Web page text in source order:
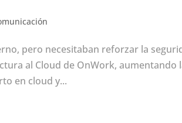
pero necesitaban reforzar la
al Cloud de OnWork, aumentando
en cloud y...